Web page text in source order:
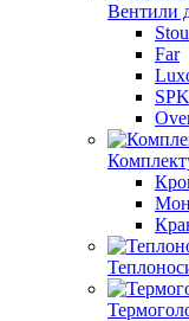
Вентили
Far
SPK